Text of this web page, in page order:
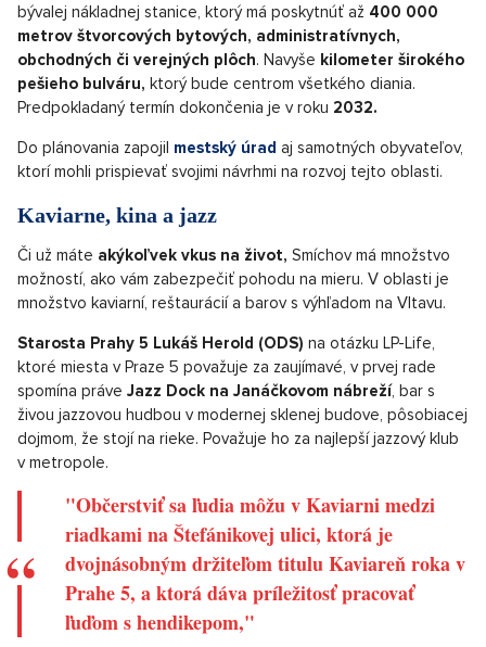
bývalej nákladnej stanice, ktorý má poskytnúť až 400 000
metrov štvorcových bytových, administratívnych,
obchodných či verejných plôch. Navyše kilometer širokého
pešieho bulváru, ktorý bude centrom všetkého diania.
Predpokladaný termín dokončenia je v roku 2032.
Do plánovania zapojil mestský úrad aj samotných obyvateľov,
ktorí mohli prispievať svojimi návrhmi na rozvoj tejto oblasti.
Kaviarne, kina a jazz
Či už máte akýkoľvek vkus na život, Smíchov má množstvo
možností, ako vám zabezpečiť pohodu na mieru. V oblasti je
množstvo kaviarní, reštaurácií a barov s výhľadom na Vltavu.
Starosta Prahy 5 Lukáš Herold (ODS) na otázku LP-Life,
ktoré miesta v Praze 5 považuje za zaujímavé, v prvej rade
spomína práve Jazz Dock na Janáčkovom nábreží, bar s
živou jazzovou hudbou v modernej sklenej budove, pôsobiacej
dojmom, že stojí na rieke. Považuje ho za najlepší jazzový klub
v metropole.
"Občerstviť sa ľudia môžu v Kaviarni medzi
riadkami na Štefánikovej ulici, ktorá je
dvojnásobným držiteľom titulu Kaviareň roka v
Prahe 5, a ktorá dáva príležitosť pracovať
ľuďom s hendikepom,"